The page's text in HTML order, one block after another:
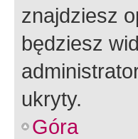
znajdziesz
będziesz
ukryty.
Góra